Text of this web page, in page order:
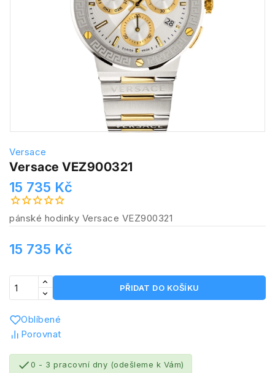
Versace
Versace VEZ900321
15 735 Kč
pánské hodinky Versace VEZ900321
15 735 Kč
PŘIDAT DO KOŠÍKU
Oblíbené
Porovnat
0 - 3 pracovní dny (odešleme k Vám)